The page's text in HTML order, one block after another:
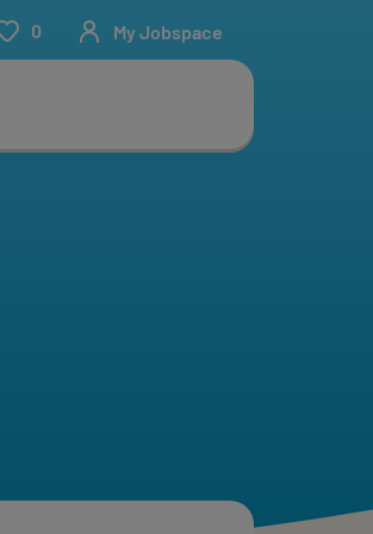
0 My Jobspace